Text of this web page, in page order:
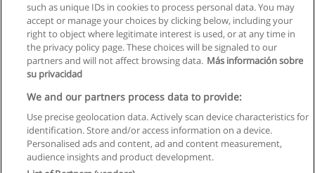
Więcej informacji
Regulamin
Polityka ochrony danych osobowych
Kontakt z Educaedu
such as unique IDs in cookies to process personal data. You may
accept or manage your choices by clicking below, including your
right to object where legitimate interest is used, or at any time in
the privacy policy page. These choices will be signaled to our
partners and will not affect browsing data. Más información sobre
su privacidad
We and our partners process data to provide:
Use precise geolocation data. Actively scan device characteristics for
identification. Store and/or access information on a device.
Personalised ads and content, ad and content measurement,
audience insights and product development.